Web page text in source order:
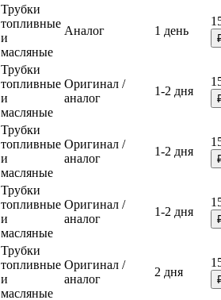
Трубки
топливные
и
масляные
Аналог 1 день
Трубки
топливные
и
масляные
Оригинал /
аналог
1-2 дня
Трубки
топливные
и
масляные
Оригинал /
аналог
1-2 дня
Трубки
топливные
и
масляные
Оригинал /
аналог
1-2 дня
Трубки
топливные
и
масляные
Оригинал /
аналог
2 дня